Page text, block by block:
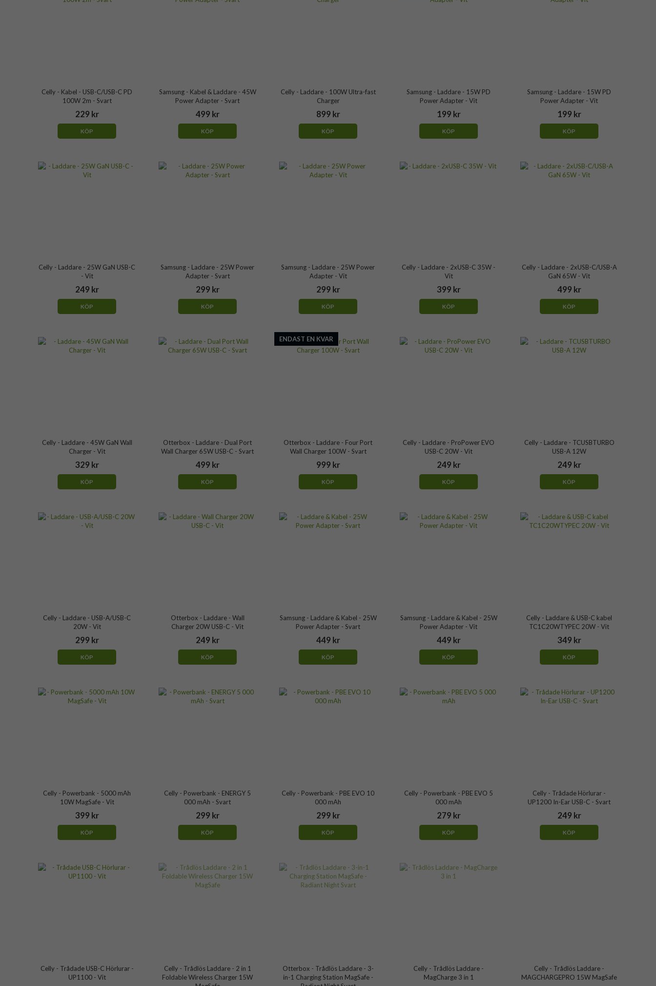
Celly - Kabel - USB-C/USB-C PD
100W 2m - Svart
229 kr
KÖP
Samsung - Kabel & Laddare - 45W
Power Adapter - Svart
499 kr
KÖP
Celly - Laddare - 100W Ultra-fast
Charger
899 kr
KÖP
Samsung - Laddare - 15W PD
Power Adapter - Vit
199 kr
KÖP
Samsung - Laddare - 15W PD
Power Adapter - Vit
199 kr
KÖP
Celly - Laddare - 25W GaN USB-C
- Vit
249 kr
KÖP
Samsung - Laddare - 25W Power
Adapter - Svart
299 kr
KÖP
Samsung - Laddare - 25W Power
Adapter - Vit
299 kr
KÖP
Celly - Laddare - 2xUSB-C 35W -
Vit
399 kr
KÖP
Celly - Laddare - 2xUSB-C/USB-A
GaN 65W - Vit
499 kr
KÖP
Celly - Laddare - 45W GaN Wall
Charger - Vit
329 kr
KÖP
Otterbox - Laddare - Dual Port
Wall Charger 65W USB-C - Svart
499 kr
KÖP
ENDAST EN KVAR
Otterbox - Laddare - Four Port
Wall Charger 100W - Svart
999 kr
KÖP
Celly - Laddare - ProPower EVO
USB-C 20W - Vit
249 kr
KÖP
Celly - Laddare - TCUSBTURBO
USB-A 12W
249 kr
KÖP
Celly - Laddare - USB-A/USB-C
20W - Vit
299 kr
KÖP
Otterbox - Laddare - Wall
Charger 20W USB-C - Vit
249 kr
KÖP
Samsung - Laddare & Kabel - 25W
Power Adapter - Svart
449 kr
KÖP
Samsung - Laddare & Kabel - 25W
Power Adapter - Vit
449 kr
KÖP
Celly - Laddare & USB-C kabel
TC1C20WTYPEC 20W - Vit
349 kr
KÖP
Celly - Powerbank - 5000 mAh
10W MagSafe - Vit
399 kr
KÖP
Celly - Powerbank - ENERGY 5
000 mAh - Svart
299 kr
KÖP
Celly - Powerbank - PBE EVO 10
000 mAh
299 kr
KÖP
Celly - Powerbank - PBE EVO 5
000 mAh
279 kr
KÖP
Celly - Trådade Hörlurar -
UP1200 In-Ear USB-C - Svart
249 kr
KÖP
Celly - Trådade USB-C Hörlurar -
UP1100 - Vit
Celly - Trådlös Laddare - 2 in 1
Foldable Wireless Charger 15W
Otterbox - Trådlös Laddare - 3-
in-1 Charging Station MagSafe -
Celly - Trådlös Laddare -
MagCharge 3 in 1
Celly - Trådlös Laddare -
MAGCHARGEPRO 15W MagSafe